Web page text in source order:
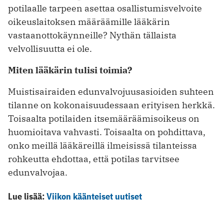
potilaalle tarpeen asettaa osallistumisvelvoite
oikeuslaitoksen määräämille lääkärin
vastaanottokäynneille? Nythän tällaista
velvollisuutta ei ole.
Miten lääkärin tulisi toimia?
Muistisairaiden edunvalvojuusasioiden suhteen
tilanne on kokonaisuudessaan erityisen herkkä.
Toisaalta potilaiden itsemääräämisoikeus on
huomioitava vahvasti. Toisaalta on pohdittava,
onko meillä lääkäreillä ilmeisissä tilanteissa
rohkeutta ehdottaa, että potilas tarvitsee
edunvalvojaa.
Lue lisää:Viikon käänteiset uutiset